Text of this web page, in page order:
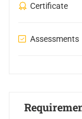
Certificate
Assessments